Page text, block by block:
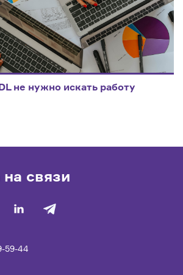
не нужно искать работу
связи
youtube linkedin
59-44